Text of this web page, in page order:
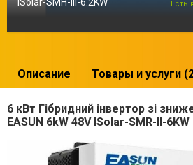
Есть
Описание Товары и услуги
6 кВт Гібридний інвертор зі
EASUN 6kW 48V ISolar-SMR-II-